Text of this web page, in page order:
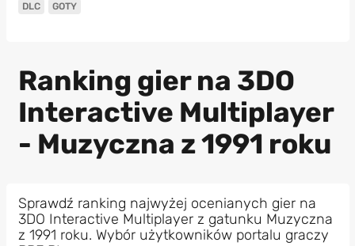
DLC GOTY
Ranking gier na 3DO
Interactive Multiplayer
- Muzyczna z 1991 roku
Sprawdź ranking najwyżej ocenianych gier na
3DO Interactive Multiplayer z gatunku Muzyczna
z 1991 roku. Wybór użytkowników portalu graczy